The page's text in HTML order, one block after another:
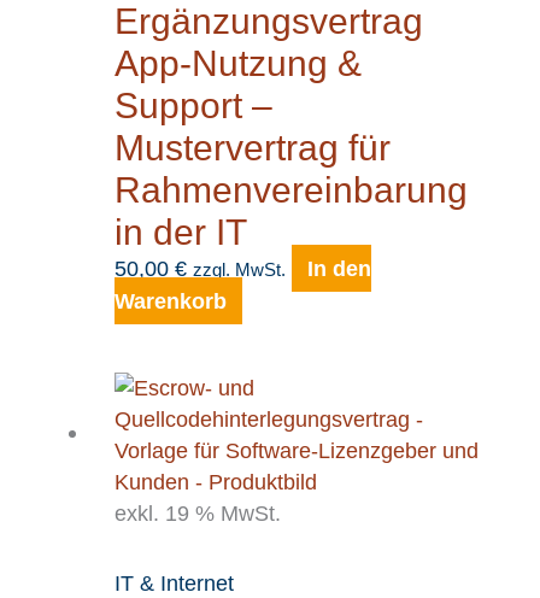
Ergänzungsvertrag
App-Nutzung &
Support –
Mustervertrag für
Rahmenvereinbarung
in der IT
50,00 € zzgl. MwSt.
In den
Warenkorb
exkl. 19 % MwSt.
IT & Internet